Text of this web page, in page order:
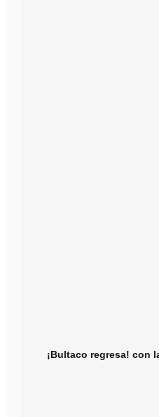
¡Bultaco regresa! con